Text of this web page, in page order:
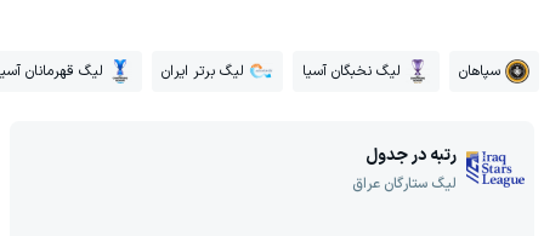
سپاهان لیگ نخبگان آسیا لیگ برتر ایران لیگ قهرمانان
رتبه در جدول
لیگ ستارگان عراق